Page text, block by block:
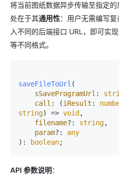
将当前图纸数据异步传输至指定
处在于其通用性：用户无需编写
入不同的后端接口 URL，即可实
等不同格式。
saveFileToUrl (
sSaveProgramUrl :
call : (iResult :
string) => void ,
filename?: string,
param?: any
):
boolean
API 参数说明：